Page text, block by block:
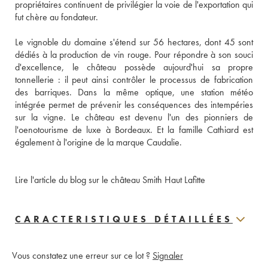
propriétaires continuent de privilégier la voie de l'exportation qui
fut chère au fondateur.
Le vignoble du domaine s'étend sur 56 hectares, dont 45 sont
dédiés à la production de vin rouge. Pour répondre à son souci
d'excellence, le château possède aujourd'hui sa propre
tonnellerie : il peut ainsi contrôler le processus de fabrication
des barriques. Dans la même optique, une station météo
intégrée permet de prévenir les conséquences des intempéries
sur la vigne. Le château est devenu l'un des pionniers de
l'oenotourisme de luxe à Bordeaux. Et la famille Cathiard est
également à l'origine de la marque Caudalie.
Lire l'article du blog sur le château Smith Haut Lafitte
CARACTERISTIQUES DÉTAILLÉES
Vous constatez une erreur sur ce lot ? Signaler